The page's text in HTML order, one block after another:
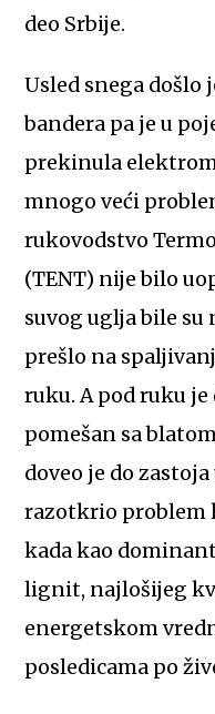
deo Srbije.
Usled snega došlo
bandera pa je u
prekinula
mnogo veći
rukovodstvo
(TENT) nije bilo
suvog uglja bile su
prešlo na
ruku. A pod ruku je
pomešan sa
doveo je do
razotkrio problem
kada kao
lignit, najlošijeg
energetskom
posledicama po